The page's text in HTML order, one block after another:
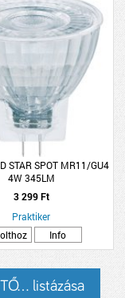
STAR SPOT MR11/GU4
4W 345LM
3 299 Ft
Praktiker
Info
listázása